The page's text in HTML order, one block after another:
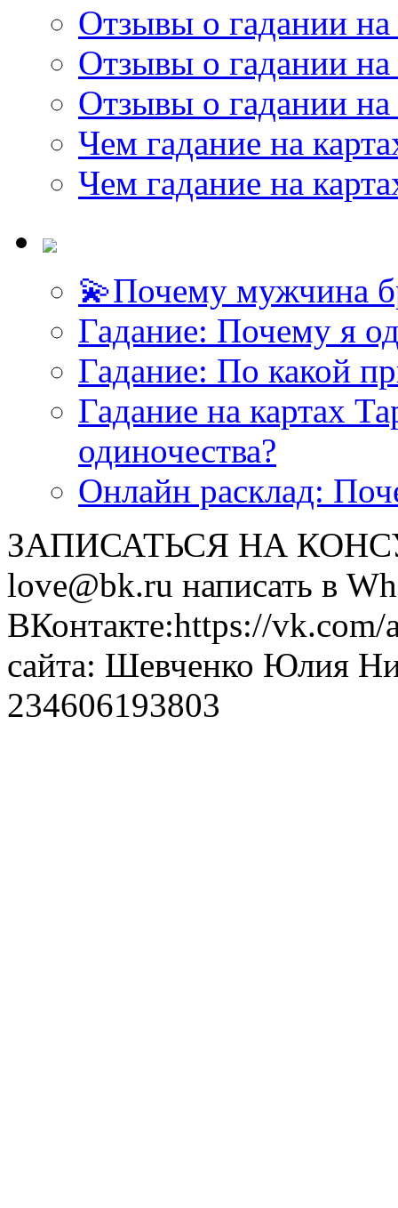
Отзывы о гадании на
Отзывы о гадании на
Отзывы о гадании на
Чем гадание на
Чем гадание на
💫Почему мужчина
Гадание: Почему я
Гадание: По какой
Гадание на картах
одиночества?
Онлайн расклад:
ЗАПИСАТЬСЯ НА
love@bk.ru написать в
ВКонтакте:https://
сайта: Шевченко Юлия
234606193803